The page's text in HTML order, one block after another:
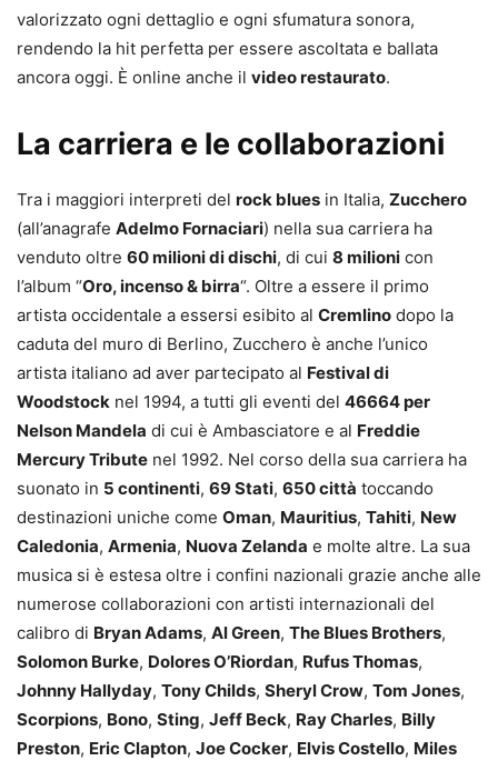
valorizzato ogni dettaglio e ogni sfumatura sonora,
rendendo la hit perfetta per essere ascoltata e ballata
ancora oggi. È online anche il video restaurato.
La carriera e le collaborazioni
Tra i maggiori interpreti del rock blues in Italia, Zucchero
(all’anagrafe Adelmo Fornaciari) nella sua carriera ha
venduto oltre 60 milioni di dischi, di cui 8 milioni con
l’album “Oro, incenso & birra“. Oltre a essere il primo
artista occidentale a essersi esibito al Cremlino dopo la
caduta del muro di Berlino, Zucchero è anche l’unico
artista italiano ad aver partecipato al Festival di
Woodstock nel 1994, a tutti gli eventi del 46664 per
Nelson Mandela di cui è Ambasciatore e al Freddie
Mercury Tribute nel 1992. Nel corso della sua carriera ha
suonato in 5 continenti, 69 Stati, 650 città toccando
destinazioni uniche come Oman, Mauritius, Tahiti, New
Caledonia, Armenia, Nuova Zelanda e molte altre. La sua
musica si è estesa oltre i confini nazionali grazie anche alle
numerose collaborazioni con artisti internazionali del
calibro di Bryan Adams, Al Green, The Blues Brothers,
Solomon Burke, Dolores O’Riordan, Rufus Thomas,
Johnny Hallyday, Tony Childs, Sheryl Crow, Tom Jones,
Scorpions, Bono, Sting, Jeff Beck, Ray Charles, Billy
Preston, Eric Clapton, Joe Cocker, Elvis Costello, Miles